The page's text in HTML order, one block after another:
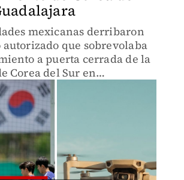
mexicanas derribaron
que sobrevolaba
a puerta cerrada de la
Corea del Sur en
desatando una
por presunto espionaje.